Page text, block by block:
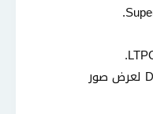
دعم تقنيات: HDR10 وDolby Vision لعرض صور